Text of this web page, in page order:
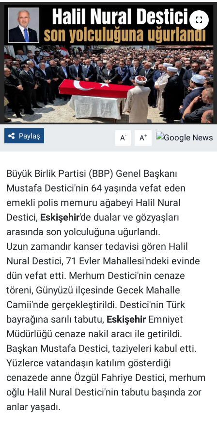
Paylaş A- A+
Büyük Birlik Partisi (BBP) Genel Başkanı
Mustafa Destici'nin 64 yaşında vefat eden
emekli polis memuru ağabeyi Halil Nural
Destici, Eskişehir'de dualar ve gözyaşları
arasında son yolculuğuna uğurlandı.
Uzun zamandır kanser tedavisi gören Halil
Nural Destici, 71 Evler Mahallesi'ndeki evinde
dün vefat etti. Merhum Destici'nin cenaze
töreni, Günyüzü ilçesinde Gecek Mahalle
Camii'nde gerçekleştirildi. Destici'nin Türk
bayrağına sarılı tabutu, EskişehirEmniyet
Müdürlüğü cenaze nakil aracı ile getirildi.
Başkan Mustafa Destici, taziyeleri kabul etti.
Yüzlerce vatandaşın katılım gösterdiği
cenazede anne Özgül Fahriye Destici, merhum
oğlu Halil Nural Destici'nin tabutu başında zor
anlar yaşadı.
Kütahya
Gezi
Genel
Çevre
Yerel
Bilim ve Teknoloji